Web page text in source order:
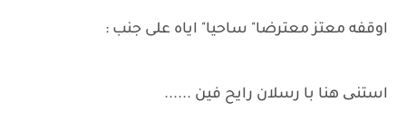
اوقفه معتز معترضا" ساحيا" اياه على جنب :
استنی هنا با رسلان رايح فين ......